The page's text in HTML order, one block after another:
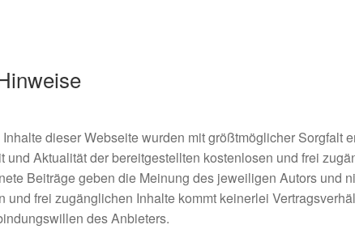
dieser Webseite wurden mit größtmöglicher Sorgfalt
und Aktualität der bereitgestellten kostenlosen und frei
Beiträge geben die Meinung des jeweiligen Autors und
und frei zugänglichen Inhalte kommt keinerlei
des Anbieters.